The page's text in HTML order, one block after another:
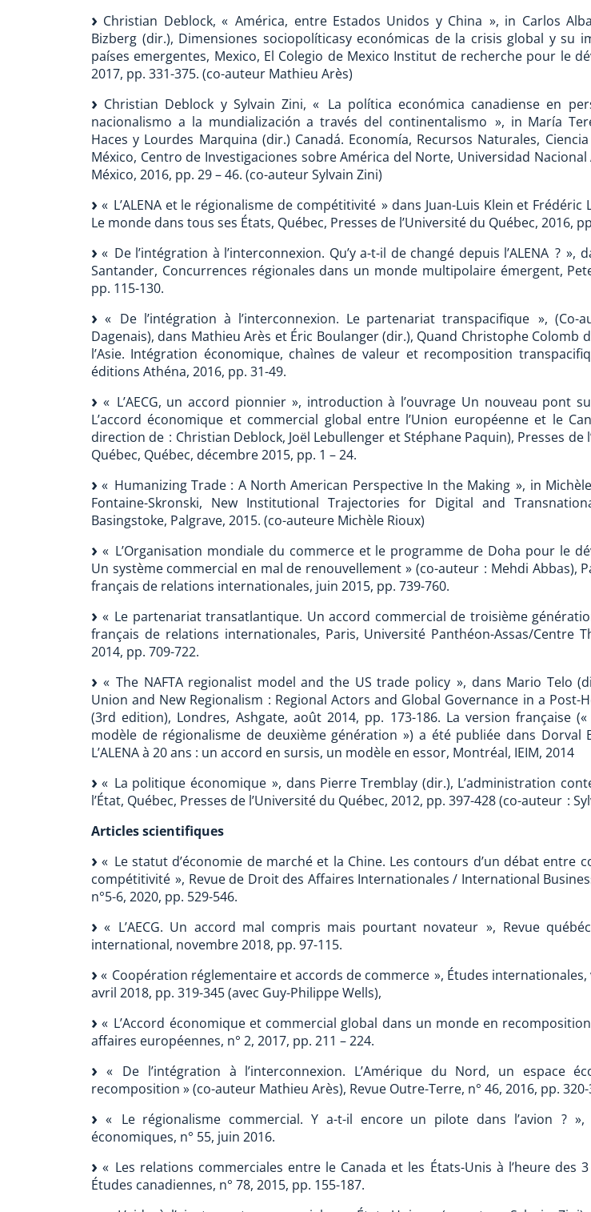
Christian Deblock, « América, entre Estados Unidos y China », in Carlos
Bizberg (dir.), Dimensiones sociopolíticasy económicas de la crisis global y su
países emergentes, Mexico, El Colegio de Mexico Institut de recherche pour le
2017, pp. 331-375. (co-auteur Mathieu Arès)
Christian Deblock y Sylvain Zini, « La política económica canadiense en
nacionalismo a la mundialización a través del continentalismo », in María
Haces y Lourdes Marquina (dir.) Canadá. Economía, Recursos Naturales,
México, Centro de Investigaciones sobre América del Norte, Universidad
México, 2016, pp. 29 – 46. (co-auteur Sylvain Zini)
« L’ALENA et le régionalisme de compétitivité » dans Juan-Luis Klein et Frédéric
Le monde dans tous ses États, Québec, Presses de l’Université du Québec, 2016,
« De l’intégration à l’interconnexion. Qu’y a-t-il de changé depuis l’ALENA ? »,
Santander, Concurrences régionales dans un monde multipolaire émergent,
pp. 115-130.
« De l’intégration à l’interconnexion. Le partenariat transpacifique », (Co-
Dagenais), dans Mathieu Arès et Éric Boulanger (dir.), Quand Christophe Colomb
l’Asie. Intégration économique, chaìnes de valeur et recomposition
éditions Athéna, 2016, pp. 31-49.
« L’AECG, un accord pionnier », introduction à l’ouvrage Un nouveau pont
L’accord économique et commercial global entre l’Union européenne et le
direction de : Christian Deblock, Joël Lebullenger et Stéphane Paquin), Presses de
Québec, Québec, décembre 2015, pp. 1 – 24.
« Humanizing Trade : A North American Perspective In the Making », in
Fontaine-Skronski, New Institutional Trajectories for Digital and
Basingstoke, Palgrave, 2015. (co-auteure Michèle Rioux)
« L’Organisation mondiale du commerce et le programme de Doha pour le
Un système commercial en mal de renouvellement » (co-auteur : Mehdi Abbas),
français de relations internationales, juin 2015, pp. 739-760.
« Le partenariat transatlantique. Un accord commercial de troisième
français de relations internationales, Paris, Université Panthéon-Assas/Centre
2014, pp. 709-722.
« The NAFTA regionalist model and the US trade policy », dans Mario Telo
Union and New Regionalism : Regional Actors and Global Governance in a Post-
(3rd edition), Londres, Ashgate, août 2014, pp. 173-186. La version française («
modèle de régionalisme de deuxième génération ») a été publiée dans Dorval
L’ALENA à 20 ans : un accord en sursis, un modèle en essor, Montréal, IEIM, 2014
« La politique économique », dans Pierre Tremblay (dir.), L’administration
l’État, Québec, Presses de l’Université du Québec, 2012, pp. 397-428 (co-auteur :
Articles scientifiques
« Le statut d’économie de marché et la Chine. Les contours d’un débat entre
compétitivité », Revue de Droit des Affaires Internationales / International
n°5-6, 2020, pp. 529-546.
« L’AECG. Un accord mal compris mais pourtant novateur », Revue
international, novembre 2018, pp. 97-115.
« Coopération réglementaire et accords de commerce », Études internationales,
avril 2018, pp. 319-345 (avec Guy-Philippe Wells),
« L’Accord économique et commercial global dans un monde en
affaires européennes, n° 2, 2017, pp. 211 – 224.
« De l’intégration à l’interconnexion. L’Amérique du Nord, un espace
recomposition » (co-auteur Mathieu Arès), Revue Outre-Terre, n° 46, 2016, pp. 320-
« Le régionalisme commercial. Y a-t-il encore un pilote dans l’avion ? »,
économiques, n° 55, juin 2016.
« Les relations commerciales entre le Canada et les États-Unis à l’heure des
Études canadiennes, n° 78, 2015, pp. 155-187.